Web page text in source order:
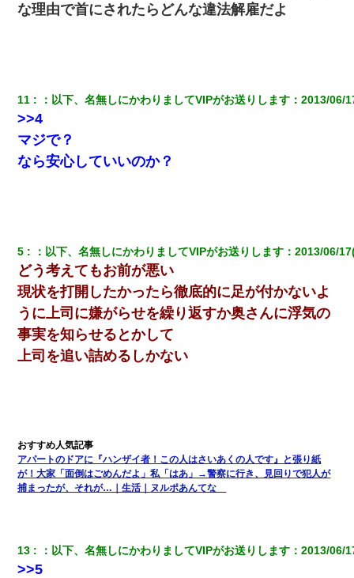
男だけどリベンジポノレノの被害者になって未だに人生が立ち直
せない
【ワロタ】姉から「肉食系14才、乳丸出し、毛はうっすら生えか
け」というタイトルで画像が送られてきた
日曜日、会社の窓を見ると同僚の姿。俺（あれ？ディズニーシー
じゃ？）→俺電話「今何してんの？」同僚「シーで並んでるこ
と！」俺「会社にいない？」→次の瞬間、すごい鳥肌が立った
書店「息子さんが万引きしました」私「はっ？(息子目の前にいる
し…)うちの子ではないので迎えに行きません」→息子を名乗って
た人物の正体が判明するも・・・
【悲報】お風呂で父親と姉が完全に行為してるんだが...
スマホを与えられて、中学卒業する頃にはすっかり女叩きに洗脳
された弟が、大学進学のために一人暮らししたいと言い出した。
された
な理由で首にされたらどんな違法解雇だよ
11 ： 以下、名無しにかわりましてVIPがお送りします ：2013/06/
>>4
マジで？
なら安心していいのか？
5 ： 以下、名無しにかわりましてVIPがお送りします ：2013/06/
どう考えてもお前が悪い
現状を打開したかったら徹底的に足が付かないよ
うに上司に嫌がらせを繰り返すか奥さんに浮気の
事実を知らせるとかして
上司を追い詰めるしかない
アパートのドアに『ハンザイ者！この人はさいあくの人です』と張り紙
が！大家「面倒はごめんだよ」私「はあ」→警察に行き、見回りで犯人が
捕まったが、それが…｜生活｜ヌルポあんてな
13 ： 以下、名無しにかわりましてVIPがお送りします ：2013/06/
>>5